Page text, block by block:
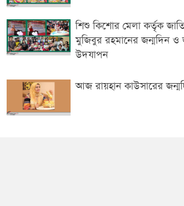
শিশু কিশোর মেলা কর্তৃক
মুজিবুর রহমানের জন্মদিন ও
উদযাপন
আজ রায়হান কাউসারের